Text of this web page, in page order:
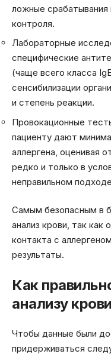
ложные
контроля.
Лабораторные
специфические
(чаще всего класса
сенсибилизации
и степень реакции.
Провокационные
пациенту дают
аллергена, оценивая
редко и только в
неправильном
Самым безопасным в
анализ крови, так как
контакта с
результаты.
Как
анализу крови
Чтобы данные были
придерживаться